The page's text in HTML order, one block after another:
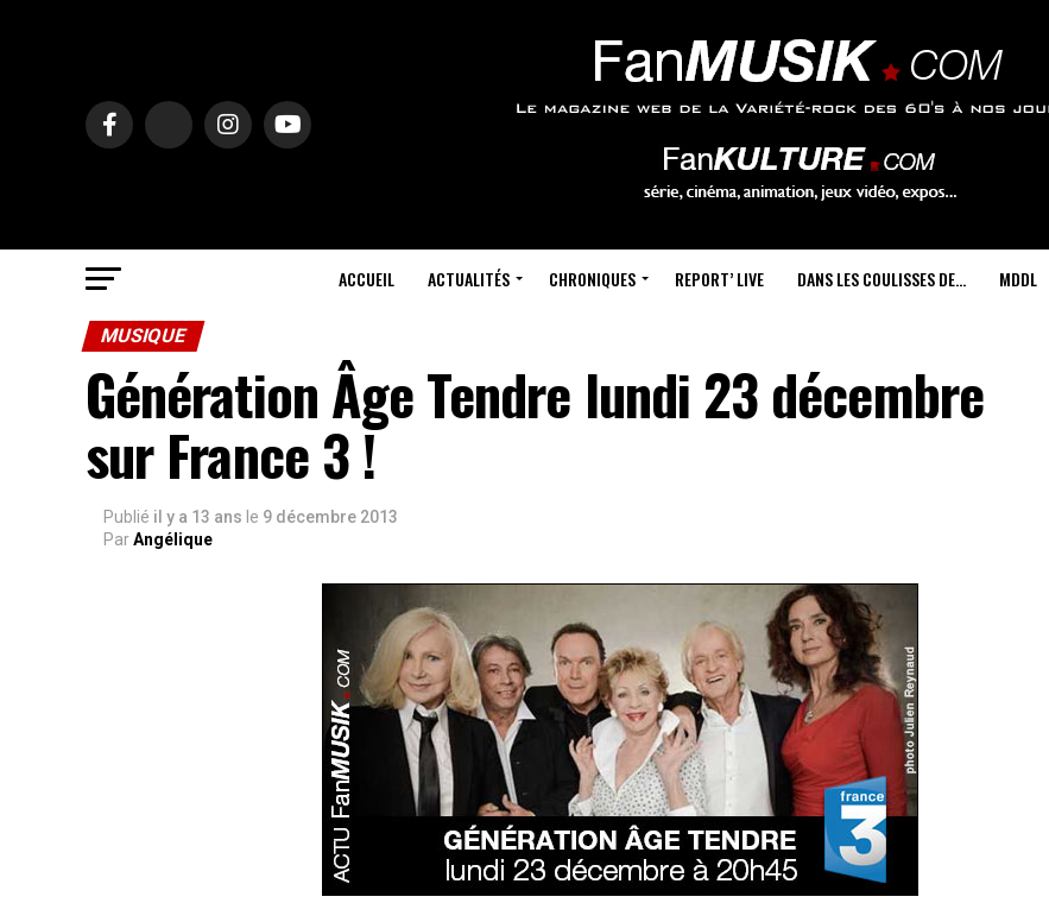
ACCUEIL ACTUALITÉS CHRONIQUES REPORT’ LIVE DANS LES COULISSES DE… MDDL
MUSIQUE
Génération Âge Tendre lundi 23 décembre
sur France 3 !
Publié il y a 13 ans le 9 décembre 2013
ParAngélique